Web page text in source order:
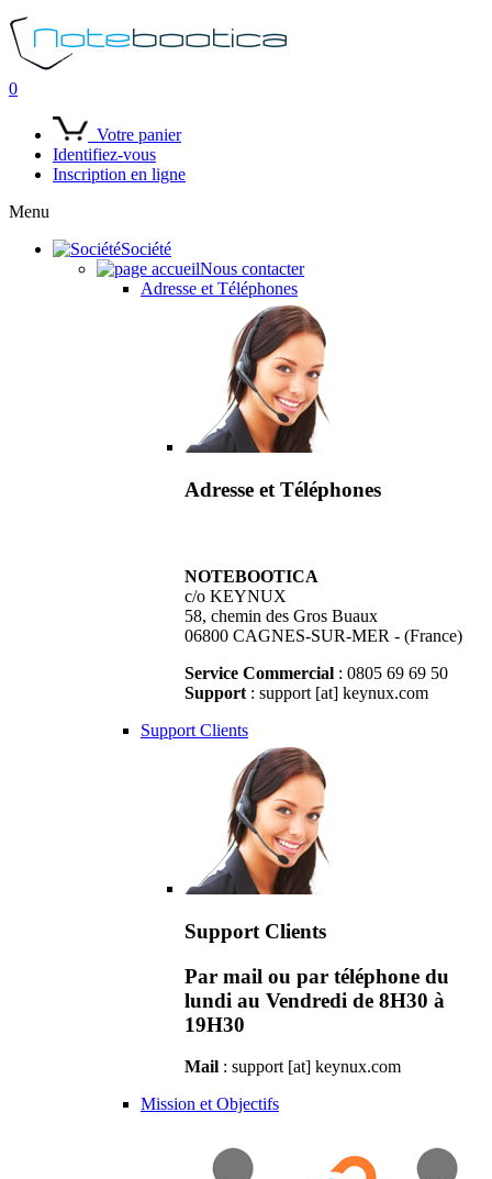
0
Votre panier
Identifiez-vous
Inscription en ligne
Menu
Société
Nous contacter
Adresse et Téléphones
Adresse et Téléphones
NOTEBOOTICA
c/o KEYNUX
58, chemin des Gros Buaux
06800 CAGNES-SUR-MER - (France)
Service Commercial : 0805 69 69 50
Support : support [at] keynux.com
Support Clients
Support Clients
Par mail ou par téléphone du
lundi au Vendredi de 8H30 à
19H30
Mail : support [at] keynux.com
Mission et Objectifs